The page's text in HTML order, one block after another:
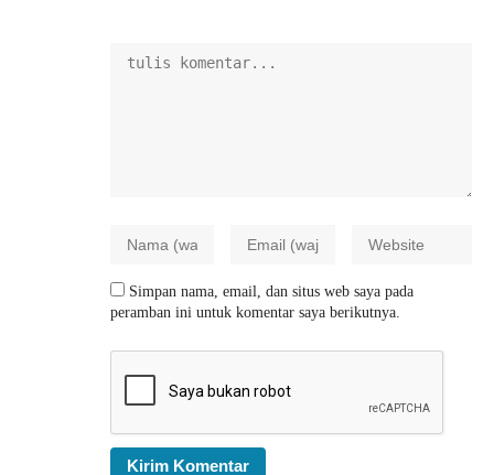
Simpan nama, email, dan situs web saya pada
peramban ini untuk komentar saya berikutnya.